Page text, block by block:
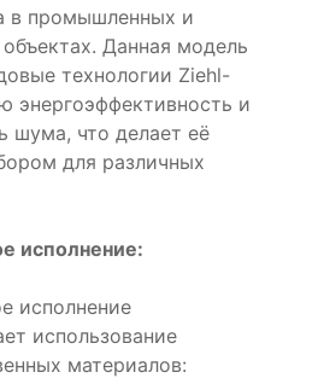
в промышленных и
Данная модель
технологии Ziehl-
энергоэффективность и
шума, что делает её
для различных
исполнение:
исполнение
использование
материалов: